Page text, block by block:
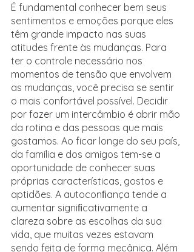
É fundamental conhecer bem seus
sentimentos e emoções porque eles
têm grande impacto nas suas
atitudes frente às mudanças. Para
ter o controle necessário nos
momentos de tensão que envolvem
as mudanças, você precisa se sentir
o mais confortável possível. Decidir
por fazer um intercâmbio é abrir mão
da rotina e das pessoas que mais
gostamos. Ao ficar longe do seu país,
da família e dos amigos tem-se a
oportunidade de conhecer suas
próprias características, gostos e
aptidões. A autoconﬁança tende a
aumentar signiﬁcativamente a
clareza sobre as escolhas da sua
vida, que muitas vezes estavam
sendo feita de forma mecânica. Além